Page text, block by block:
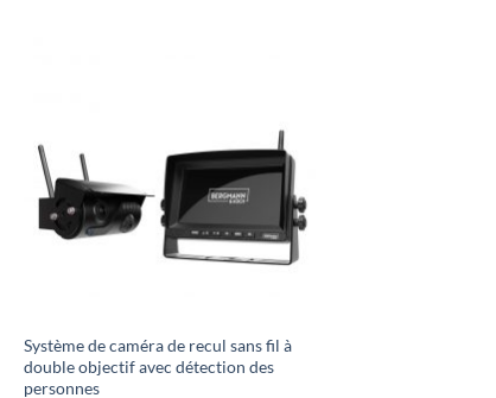
Système de caméra de recul sans fil à
double objectif avec détection des
personnes